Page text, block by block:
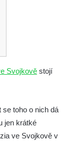
Svojkově stojí
se toho o nich dá
jen krátké
ve Svojkově v